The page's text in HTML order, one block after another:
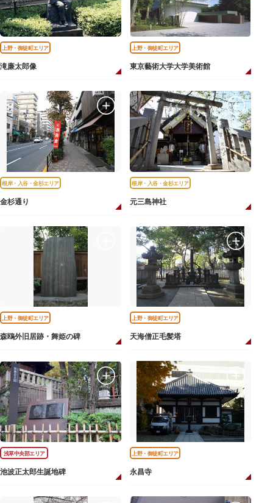
上野・御徒町エリア
滝廉太郎像
上野・御徒町エリア
東京藝術大学大学美術館
根岸・入谷・金杉エリア
金杉通り
根岸・入谷・金杉エリア
元三島神社
上野・御徒町エリア
森鴎外旧居跡・舞姫の碑
上野・御徒町エリア
天海僧正毛髪塔
浅草中央部エリア
池波正太郎生誕地碑
上野・御徒町エリア
永昌寺